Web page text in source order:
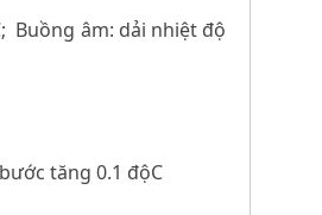
Buồng âm: dải nhiệt độ
tăng 0.1 độC